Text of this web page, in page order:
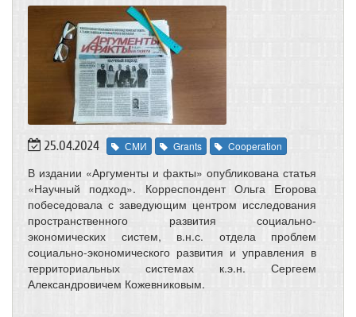
25.04.2024 СМИ Grants Cooperation
В издании «Аргументы и факты» опубликована статья
«Научный подход». Корреспондент Ольга Егорова
побеседовала с заведующим центром исследования
пространственного развития социально-
экономических систем, в.н.с. отдела проблем
социально-экономического развития и управления в
территориальных системах к.э.н. Сергеем
Александровичем Кожевниковым.